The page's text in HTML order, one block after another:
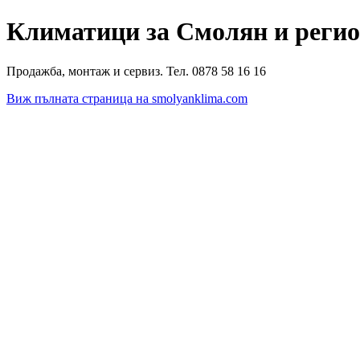
Климатици за Смолян и
Продажба, монтаж и сервиз. Тел. 0878 58 16 16
Виж пълната страница на smolyanklima.com